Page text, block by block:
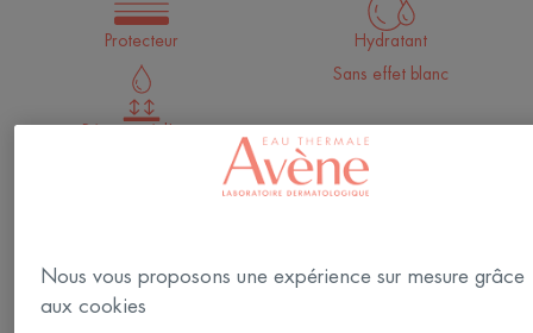
Protecteur Hydratant
Sans effet blanc
Système filtrant breveté.
Nous vous proposons une expérience sur mesure grâce
aux cookies